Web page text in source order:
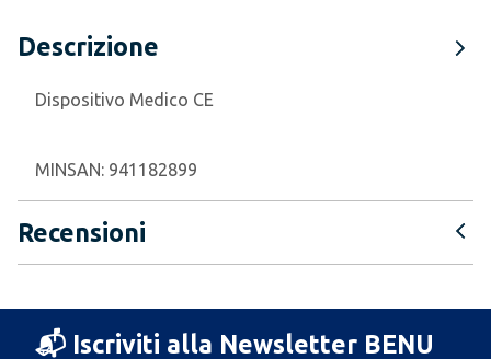
Descrizione
Dispositivo Medico CE
MINSAN: 941182899
Recensioni
📬 Iscriviti alla Newsletter BENU